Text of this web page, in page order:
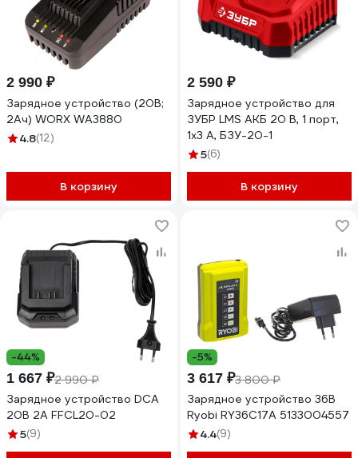
2 990 ₽
Зарядное устройство (20В;
2Aч) WORX WA3880
4.8(12)
В корзину
2 590 ₽
Зарядное устройство для
ЗУБР LMS АКБ 20 В, 1 порт,
1x3 А, БЗУ-20-1
5(6)
В корзину
-44%
1 667 ₽2 990 ₽
Зарядное устройство DCA
20В 2А FFCL20-02
5(9)
-5%
3 617 ₽3 800 ₽
Зарядное устройство 36В
Ryobi RY36C17A 5133004557
4.4(9)